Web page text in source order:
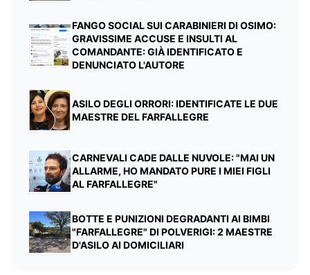
FANGO SOCIAL SUI CARABINIERI DI OSIMO:
GRAVISSIME ACCUSE E INSULTI AL
COMANDANTE: GIÀ IDENTIFICATO E
DENUNCIATO L'AUTORE
ASILO DEGLI ORRORI: IDENTIFICATE LE DUE
MAESTRE DEL FARFALLEGRE
CARNEVALI CADE DALLE NUVOLE: "MAI UN
ALLARME, HO MANDATO PURE I MIEI FIGLI
AL FARFALLEGRE"
BOTTE E PUNIZIONI DEGRADANTI AI BIMBI
"FARFALLEGRE" DI POLVERIGI: 2 MAESTRE
D'ASILO AI DOMICILIARI